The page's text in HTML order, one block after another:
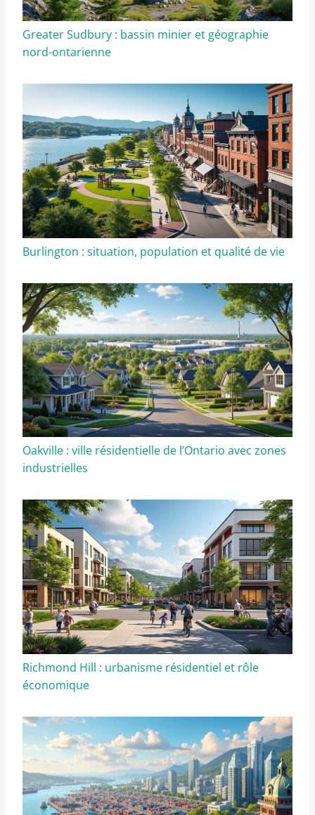
Greater Sudbury : bassin minier et géographie
nord-ontarienne
Burlington : situation, population et qualité de vie
Oakville : ville résidentielle de l’Ontario avec zones
industrielles
Richmond Hill : urbanisme résidentiel et rôle
économique